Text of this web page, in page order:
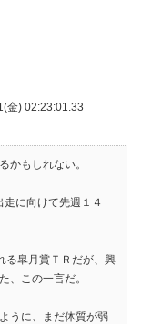
金) 02:23:01.33
かもしれない。
に向けて先週１４
る皐月賞ＴＲだが、興
、この一言だ。
うに、まだ体質が弱